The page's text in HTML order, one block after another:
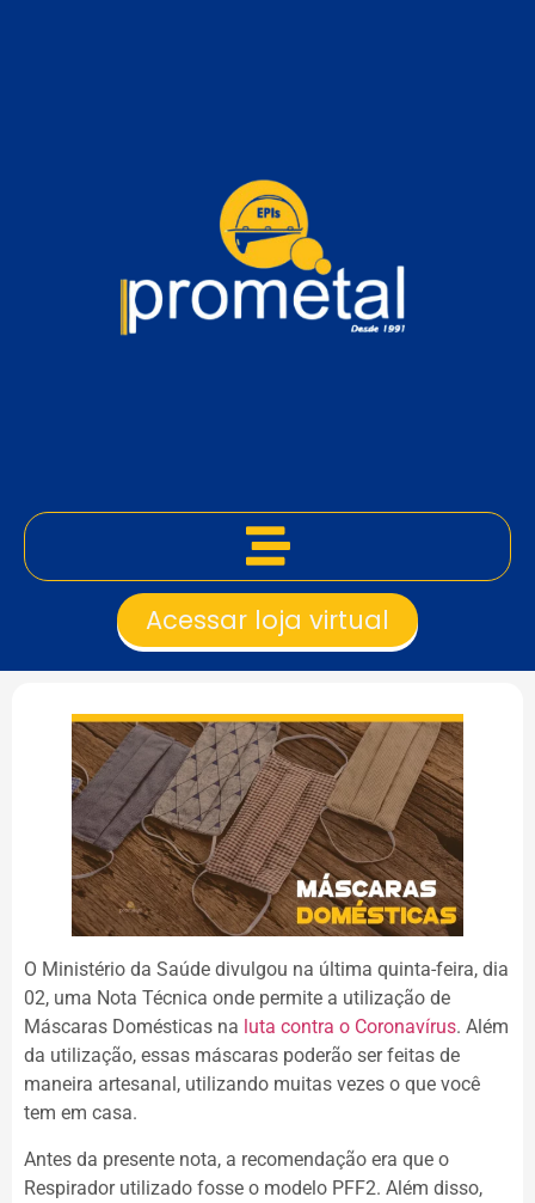
Acessar loja virtual
O Ministério da Saúde divulgou na última quinta-feira, dia
02, uma Nota Técnica onde permite a utilização de
Máscaras Domésticas na luta contra o Coronavírus. Além
da utilização, essas máscaras poderão ser feitas de
maneira artesanal, utilizando muitas vezes o que você
tem em casa.
Antes da presente nota, a recomendação era que o
Respirador utilizado fosse o modelo PFF2. Além disso,